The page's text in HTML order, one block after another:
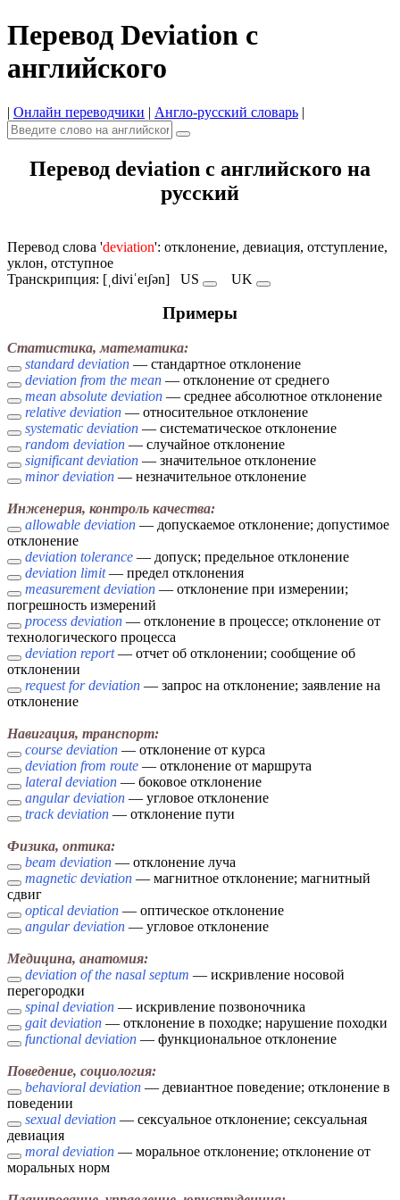
Перевод Deviation с
английского
| Онлайн переводчики | Англо-русский словарь |
Перевод deviation с английского на
русский
Перевод слова 'deviation': отклонение, девиация, отступление,
уклон, отступное
Транскрипция: [ˌdiviˈeɪʃən] US UK
Примеры
Статистика, математика:
standard deviation — стандартное отклонение
deviation from the mean — отклонение от среднего
mean absolute deviation — среднее абсолютное отклонение
relative deviation — относительное отклонение
systematic deviation — систематическое отклонение
random deviation — случайное отклонение
significant deviation — значительное отклонение
minor deviation — незначительное отклонение
Инженерия, контроль качества:
allowable deviation — допускаемое отклонение; допустимое
отклонение
deviation tolerance — допуск; предельное отклонение
deviation limit— предел отклонения
measurement deviation — отклонение при измерении;
погрешность измерений
process deviation — отклонение в процессе; отклонение от
технологического процесса
deviation report— отчет об отклонении; сообщение об
отклонении
request for deviation — запрос на отклонение; заявление на
отклонение
Навигация, транспорт:
course deviation — отклонение от курса
deviation from route — отклонение от маршрута
lateral deviation — боковое отклонение
angular deviation — угловое отклонение
track deviation — отклонение пути
Физика, оптика:
beam deviation — отклонение луча
magnetic deviation — магнитное отклонение; магнитный
сдвиг
optical deviation — оптическое отклонение
angular deviation — угловое отклонение
Медицина, анатомия:
deviation of the nasal septum — искривление носовой
перегородки
spinal deviation — искривление позвоночника
gait deviation — отклонение в походке; нарушение походки
functional deviation — функциональное отклонение
Поведение, социология:
behavioral deviation — девиантное поведение; отклонение в
поведении
sexual deviation — сексуальное отклонение; сексуальная
девиация
moral deviation — моральное отклонение; отклонение от
моральных норм